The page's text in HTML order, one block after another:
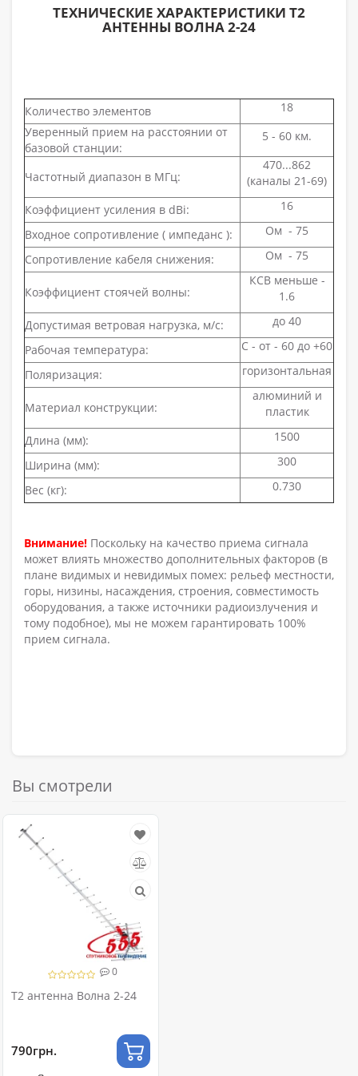
ТЕХНИЧЕСКИЕ ХАРАКТЕРИСТИКИ Т2
АНТЕННЫ ВОЛНА 2-24
Количество элементов
18
Уверенный прием на расстоянии от
базовой станции:
5 - 60 км.
Частотный диапазон в МГц:
470...862
(каналы 21-69)
Коэффициент усиления в dBi:
16
Входное сопротивление ( импеданс ):
Ом - 75
Сопротивление кабеля снижения:
Ом - 75
Коэффициент стоячей волны:
КСВ меньше -
1.6
Допустимая ветровая нагрузка, м/с:
до 40
Рабочая температура:
С - от - 60 до +60
Поляризация:
горизонтальная
Материал конструкции:
алюминий и
пластик
Длина (мм):
1500
Ширина (мм):
300
Вес (кг):
0.730
Внимание! Поскольку на качество приема сигнала
может влиять множество дополнительных факторов (в
плане видимых и невидимых помех: рельеф местности,
горы, низины, насаждения, строения, совместимость
оборудования, а также источники радиоизлучения и
тому подобное), мы не можем гарантировать 100%
прием сигнала.
Вы смотрели
0
Т2 антенна Волна 2-24
790грн.